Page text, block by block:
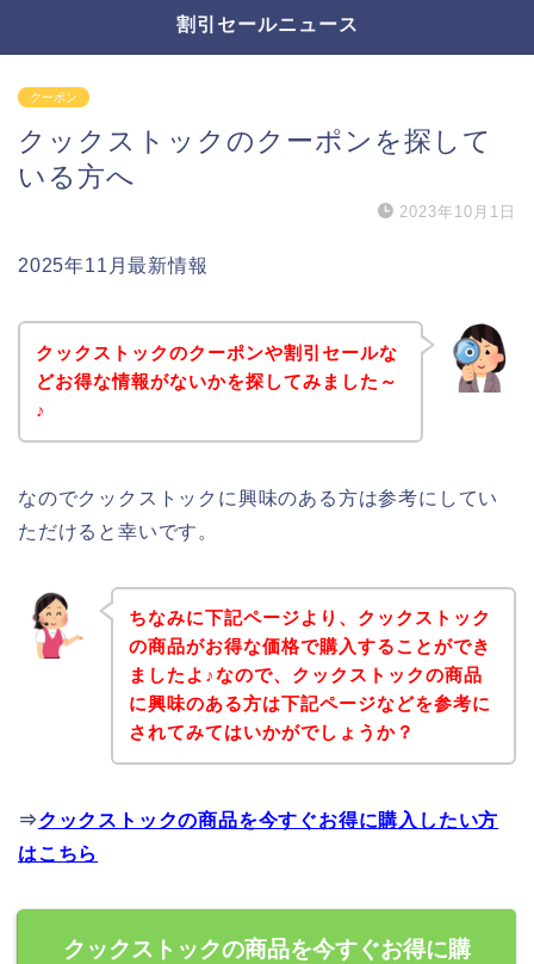
割引セールニュース
クーポン
クックストックのクーポンを探して
いる方へ
2023年10月1日
2025年11月最新情報
クックストックのクーポンや割引セールな
どお得な情報がないかを探してみました～
♪
なのでクックストックに興味のある方は参考にしてい
ただけると幸いです。
ちなみに下記ページより、クックストック
の商品がお得な価格で購入することができ
ましたよ♪なので、クックストックの商品
に興味のある方は下記ページなどを参考に
されてみてはいかがでしょうか？
⇒クックストックの商品を今すぐお得に購入したい方
はこちら
クックストックの商品を今すぐお得に購